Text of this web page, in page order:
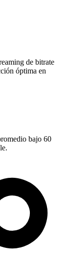
de bitrate
óptima en
bajo 60